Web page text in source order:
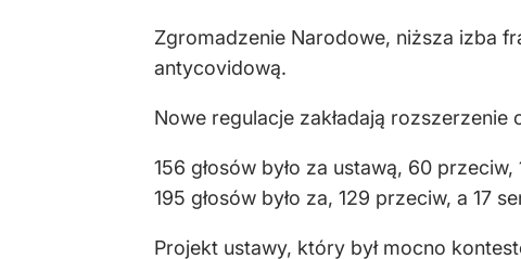
Zgromadzenie Narodowe, niższa izba
antycovidową.
Nowe regulacje zakładają
156 głosów było za ustawą, 60
195 głosów było za, 129 przeciw, a 17
Projekt ustawy, który był mocno